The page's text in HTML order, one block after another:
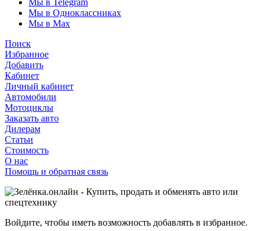
Мы в Одноклассниках
Мы в Max
Поиск
Избранное
Добавить
Кабинет
Личный кабинет
Автомобили
Мотоциклы
Заказать авто
Дилерам
Статьи
Стоимость
О нас
Помощь и обратная связь
Войдите, чтобы иметь возможность добавлять в избранное.